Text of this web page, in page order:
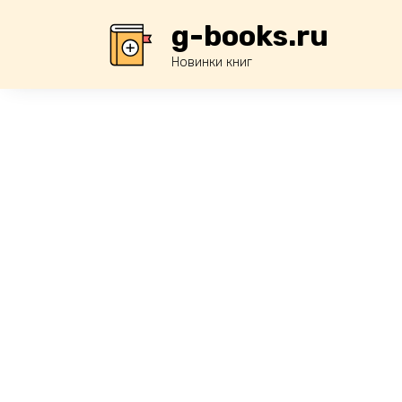
g-books.ru
Новинки книг